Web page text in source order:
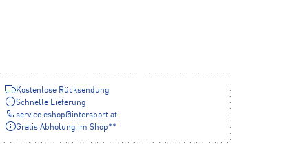
Kostenlose Rücksendung
Schnelle Lieferung
service.eshop@ intersport.at
Gratis Abholung im Shop**